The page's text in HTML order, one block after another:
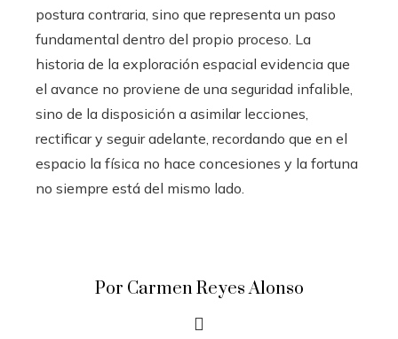
postura contraria, sino que representa un paso
fundamental dentro del propio proceso. La
historia de la exploración espacial evidencia que
el avance no proviene de una seguridad infalible,
sino de la disposición a asimilar lecciones,
rectificar y seguir adelante, recordando que en el
espacio la física no hace concesiones y la fortuna
no siempre está del mismo lado.
Por Carmen Reyes Alonso